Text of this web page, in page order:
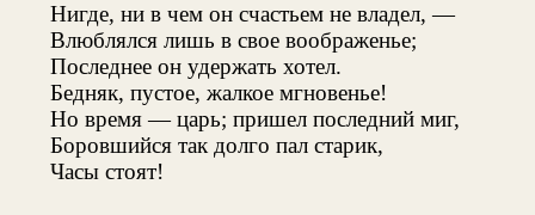
Нигде, ни в чем он счастьем не владел, —
Влюблялся лишь в свое воображенье;
Последнее он удержать хотел.
Бедняк, пустое, жалкое мгновенье!
Но время — царь; пришел последний миг,
Боровшийся так долго пал старик,
Часы стоят!